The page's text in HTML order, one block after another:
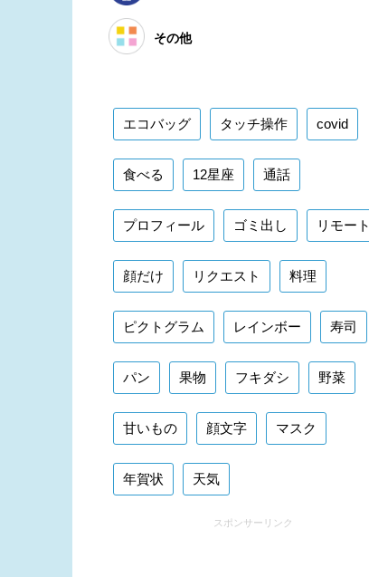
その他
エコバッグ タッチ操作 covid
食べる 12星座 通話
プロフィール ゴミ出し リモート
顔だけ リクエスト 料理
ピクトグラム レインボー 寿司
パン 果物 フキダシ 野菜
甘いもの 顔文字 マスク
年賀状 天気
スポンサーリンク